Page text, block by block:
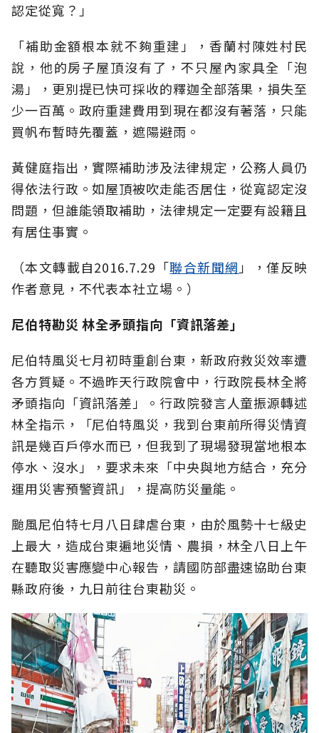
認定從寬？」
「補助金額根本就不夠重建」，香蘭村陳姓村民
說，他的房子屋頂沒有了，不只屋內家具全「泡
湯」，更別提已快可採收的釋迦全部落果，損失至
少一百萬。政府重建費用到現在都沒有著落，只能
買帆布暫時先覆蓋，遮陽避雨。
黃健庭指出，實際補助涉及法律規定，公務人員仍
得依法行政。如屋頂被吹走能否居住，從寬認定沒
問題，但誰能領取補助，法律規定一定要有設籍且
有居住事實。
（本文轉載自2016.7.29「聯合新聞網 」，僅反映
作者意見，不代表本社立場。）
尼伯特勘災 林全矛頭指向「資訊落差」
尼伯特風災七月初時重創台東，新政府救災效率遭
各方質疑。不過昨天行政院會中，行政院長林全將
矛頭指向「資訊落差」。行政院發言人童振源轉述
林全指示，「尼伯特風災，我到台東前所得災情資
訊是幾百戶停水而已，但我到了現場發現當地根本
停水、沒水」，要求未來「中央與地方結合，充分
運用災害預警資訊」，提高防災量能。
颱風尼伯特七月八日肆虐台東，由於風勢十七級史
上最大，造成台東遍地災情、農損，林全八日上午
在聽取災害應變中心報告，請國防部盡速協助台東
縣政府後，九日前往台東勘災。